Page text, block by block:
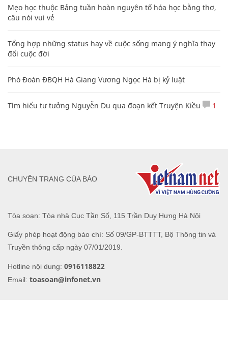
Mẹo học thuộc Bảng tuần hoàn nguyên tố hóa học bằng thơ,
câu nói vui vẻ
Tổng hợp những status hay về cuộc sống mang ý nghĩa thay
đổi cuộc đời
Phó Đoàn ĐBQH Hà Giang Vương Ngọc Hà bị kỷ luật
Tìm hiểu tư tưởng Nguyễn Du qua đoạn kết Truyện Kiều 1
Tòa soạn: Tòa nhà Cục Tần Số, 115 Trần Duy Hưng Hà Nội
Giấy phép hoạt động báo chí: Số 09/GP-BTTTT, Bộ Thông tin và
Truyền thông cấp ngày 07/01/2019.
Hotline nội dung: 0916118822
Email: toasoan@infonet.vn
CHUYÊN TRANG CỦA BÁO